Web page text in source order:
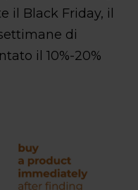
il Black Friday, il
di
il 10%-20%